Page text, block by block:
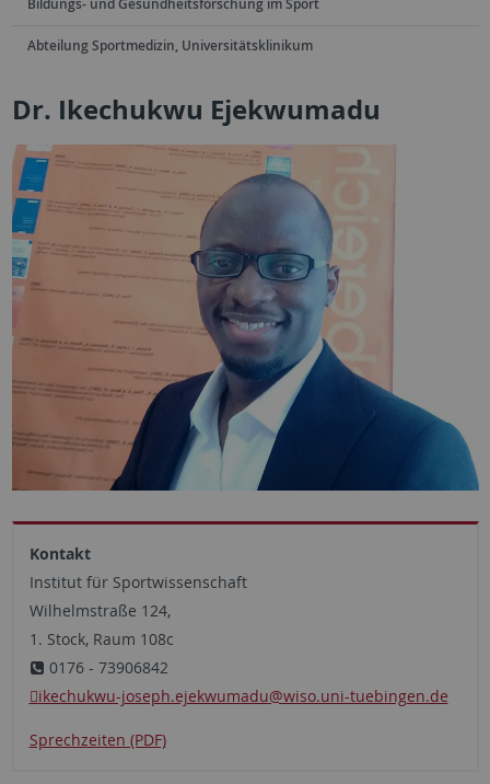
Abteilung Sportmedizin, Universitätsklinikum
Dr. Ikechukwu Ejekwumadu
Kontakt
Institut für Sportwissenschaft
Wilhelmstraße 124,
1. Stock, Raum 108c
0176 - 73906842
ikechukwu-joseph.ejekwumadu@wiso.uni-tuebingen.de
Sprechzeiten (PDF)